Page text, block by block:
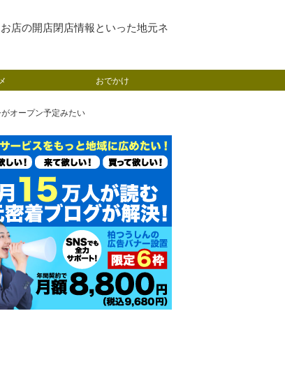
店の開店閉店情報といった地元ネ
おでかけ
オープン予定みたい